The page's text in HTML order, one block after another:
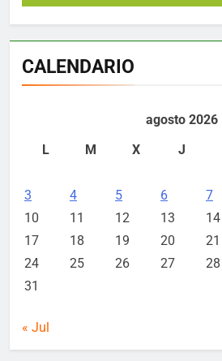
CALENDARIO
agosto 2026
L
M X J
3
4 5 6 7
10
11 12 13 14
17
18 19 20 21
24
25 26 27 28
31
« Jul